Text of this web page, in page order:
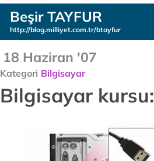
Beşir TAYFUR
http://blog.milliyet.com.tr/btayfur
18 Haziran '07
Kategori Bilgisayar
Bilgisayar